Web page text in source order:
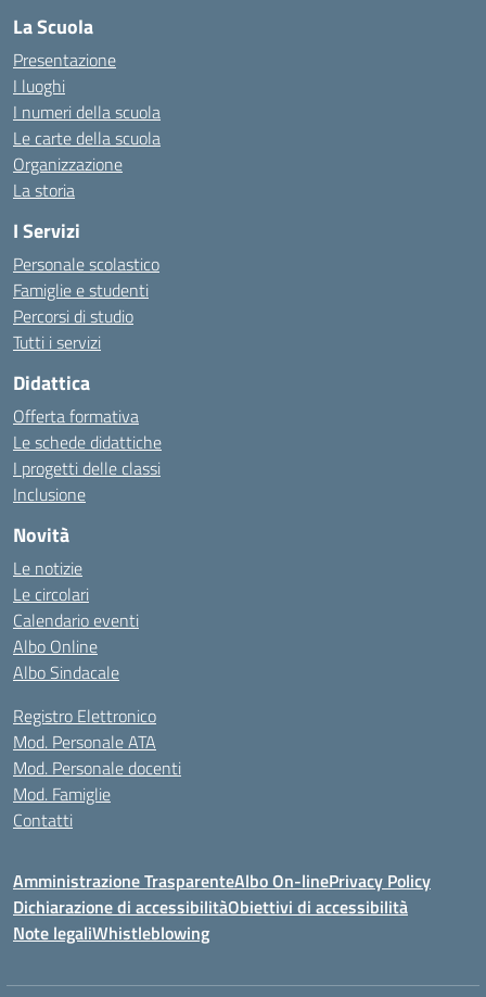
La Scuola
Presentazione
I luoghi
I numeri della scuola
Le carte della scuola
Organizzazione
La storia
I Servizi
Personale scolastico
Famiglie e studenti
Percorsi di studio
Tutti i servizi
Didattica
Offerta formativa
Le schede didattiche
I progetti delle classi
Inclusione
Novità
Le notizie
Le circolari
Calendario eventi
Albo Online
Albo Sindacale
Registro Elettronico
Mod. Personale ATA
Mod. Personale docenti
Mod. Famiglie
Contatti
Amministrazione TrasparenteAlbo On-linePrivacy Policy
Dichiarazione di accessibilitàObiettivi di accessibilità
Note legaliWhistleblowing